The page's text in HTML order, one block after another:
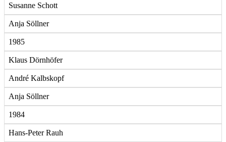
Susanne Schott
Anja Söllner
1985
Klaus Dörnhöfer
André Kalbskopf
Anja Söllner
1984
Hans-Peter Rauh